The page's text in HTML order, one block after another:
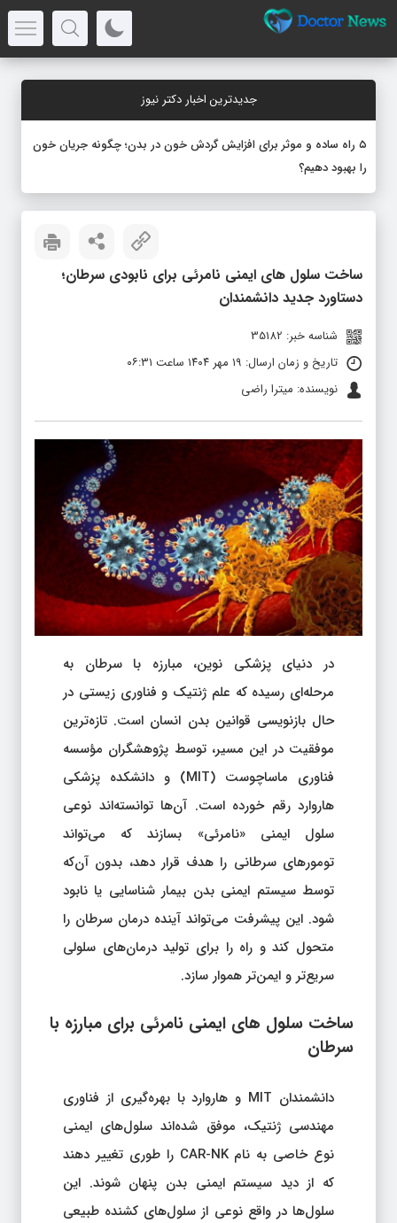
جدیدترین اخبار دکتر نیوز
۵ راه ساده و موثر برای افزایش گردش خون در بدن؛ چگونه جریان خون
را بهبود دهیم؟
ساخت سلول‌ های ایمنی نامرئی برای نابودی سرطان؛
دستاورد جدید دانشمندان
شناسه خبر: 35182
تاریخ و زمان ارسال: ۱۹ مهر ۱۴۰۴ ساعت ۰۶:۳۱
نویسنده: میترا راضی
در دنیای پزشکی نوین، مبارزه با سرطان به
مرحله‌ای رسیده که علم ژنتیک و فناوری زیستی در
حال بازنویسی قوانین بدن انسان است. تازه‌ترین
موفقیت در این مسیر، توسط پژوهشگران مؤسسه
فناوری ماساچوست (MIT) و دانشکده پزشکی
هاروارد رقم خورده است. آن‌ها توانسته‌اند نوعی
سلول ایمنی «نامرئی» بسازند که می‌تواند
تومورهای سرطانی را هدف قرار دهد، بدون آن‌که
توسط سیستم ایمنی بدن بیمار شناسایی یا نابود
شود. این پیشرفت می‌تواند آینده درمان سرطان را
متحول کند و راه را برای تولید درمان‌های سلولی
سریع‌تر و ایمن‌تر هموار سازد.
ساخت سلول‌ های ایمنی نامرئی برای مبارزه با
سرطان
دانشمندان MIT و هاروارد با بهره‌گیری از فناوری
مهندسی ژنتیک، موفق شده‌اند سلول‌های ایمنی
نوع خاصی به نام CAR-NK را طوری تغییر دهند
که از دید سیستم ایمنی بدن پنهان شوند. این
سلول‌ها در واقع نوعی از سلول‌های کشنده طبیعی